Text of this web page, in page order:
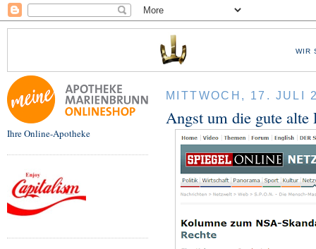
WIR
Ihre Online-Apotheke
MITTWOCH, 17. JULI
Angst um die gute alte